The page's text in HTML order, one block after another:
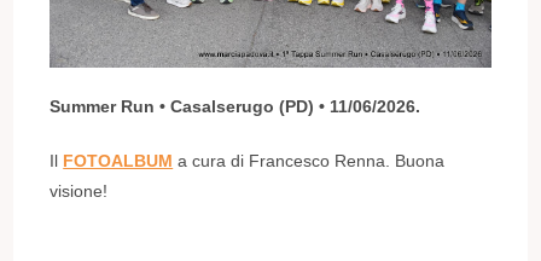
Summer Run • Casalserugo (PD) • 11/06/2026.
Il FOTOALBUM a cura di Francesco Renna. Buona
visione!